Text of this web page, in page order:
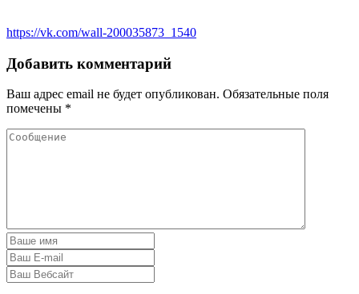
https://vk.com/wall-200035873_1540
Добавить комментарий
Ваш адрес email не будет опубликован. Обязательные поля
помечены *